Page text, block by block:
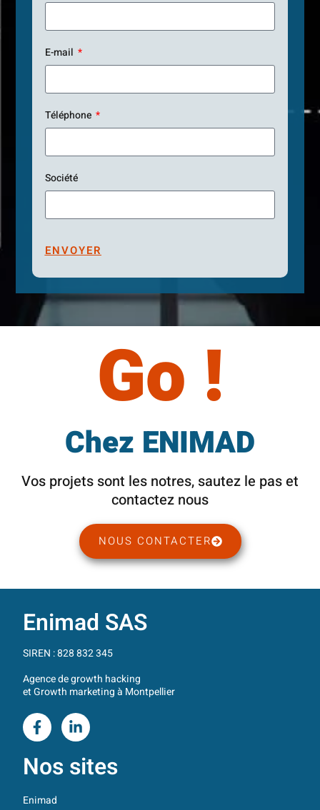
E-mail
Téléphone
Société
ENVOYER
Go !
Chez ENIMAD
Vos projets sont les notres, sautez le pas et
contactez nous
NOUS CONTACTER
Enimad SAS
SIREN : 828 832 345
Agence de growth hacking
et Growth marketing à Montpellier
Nos sites
Enimad